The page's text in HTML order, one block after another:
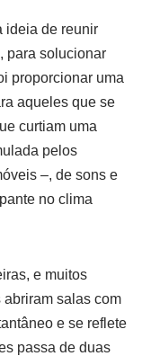
ideia de reunir
para solucionar
proporcionar uma
aqueles que se
curtiam uma
pelos
–, de sons e
no clima
e muitos
salas com
e se reflete
passa de duas